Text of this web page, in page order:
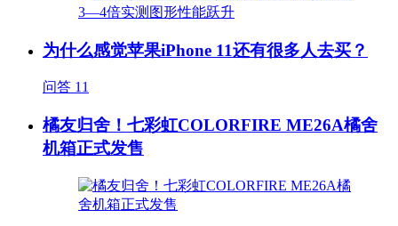
为什么感觉苹果iPhone 11还有很多人去买？
问答 11
橘友归舍！七彩虹COLORFIRE ME26A橘舍
机箱正式发售